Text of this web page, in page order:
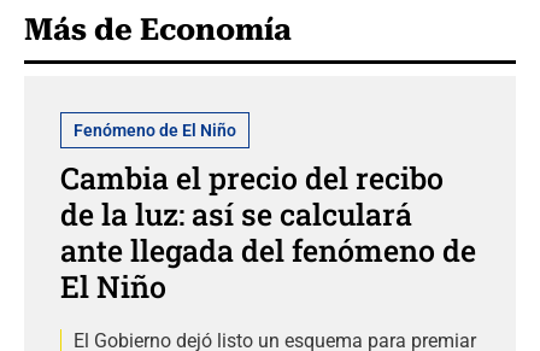
Más de Economía
Fenómeno de El Niño
Cambia el precio del recibo
de la luz: así se calculará
ante llegada del fenómeno de
El Niño
El Gobierno dejó listo un esquema para premiar